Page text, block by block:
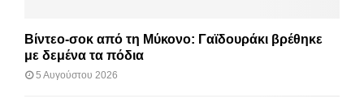
Βίντεο-σοκ από τη Μύκονο: Γαϊδουράκι βρέθηκε
με δεμένα τα πόδια
5 Αυγούστου 2026